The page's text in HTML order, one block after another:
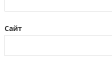
Сайт